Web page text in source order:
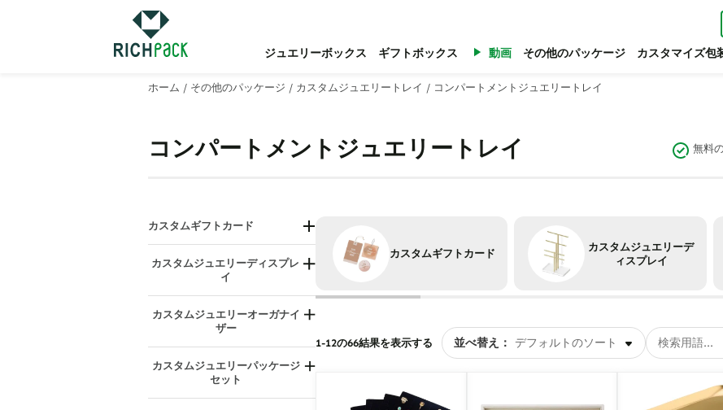
ジュエリーボックス ギフトボックス 動画 その他のパッケージ カスタマイズ包
ホーム / その他のパッケージ / カスタムジュエリートレイ / コンパートメントジュエリートレイ
コンパートメントジュエリートレイ 無料
カスタムギフトカード
誕生日と感謝のタグ
吊り下げディスプレイカード
ジュエリーディスプレイカード
パーソナライズされたギフトタグ
カスタムジュエリーディスプレ
イ
ブレスレット/バングルディスプレ
イ
ディスプレイセット
ハンギングディスプレイ
ネックレスディスプレイ
カスタムジュエリーオーガナイ
ザー
カウンタートップジュエリーディ
スプレイ
引き出しオーガナイザー
カスタムジュエリーパッケージ
セット
カスタムギフトカード
カスタムジュエリーデ
ィスプレイ
1-12の66結果を表示する 並べ替え：